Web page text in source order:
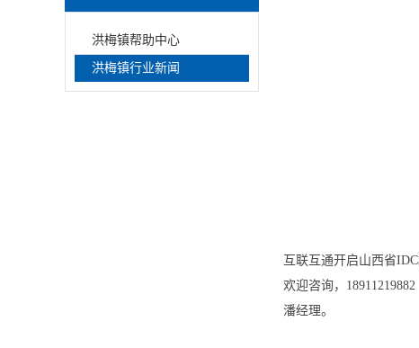
洪梅镇帮助中心
洪梅镇行业新闻
互联互通开启山西省
欢迎咨询，18911219882
潘经理。